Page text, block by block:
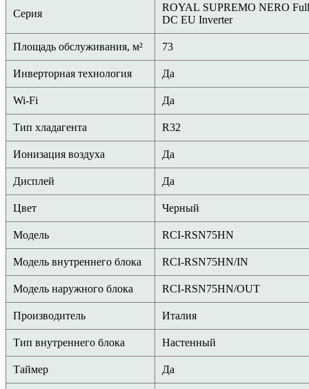
Серия
ROYAL SUPREMO NERO Full
DC EU Inverter
Площадь обслуживания, м² 73
Инверторная технология Да
Wi-Fi Да
Тип хладагента R32
Ионизация воздуха Да
Дисплей Да
Цвет Черный
Модель RCI-RSN75HN
Модель внутреннего блока RCI-RSN75HN/IN
Модель наружного блока RCI-RSN75HN/OUT
Производитель Италия
Тип внутреннего блока Настенный
Таймер Да